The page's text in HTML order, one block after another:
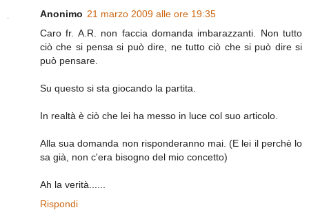
Anonimo 21 marzo 2009 alle ore 19:35
Caro fr. A.R. non faccia domanda imbarazzanti. Non tutto
ciò che si pensa si può dire, ne tutto ciò che si può dire si
può pensare.
Su questo si sta giocando la partita.
In realtà è ciò che lei ha messo in luce col suo articolo.
Alla sua domanda non risponderanno mai. (E lei il perchè lo
sa già, non c'era bisogno del mio concetto)
Ah la verità......
Rispondi